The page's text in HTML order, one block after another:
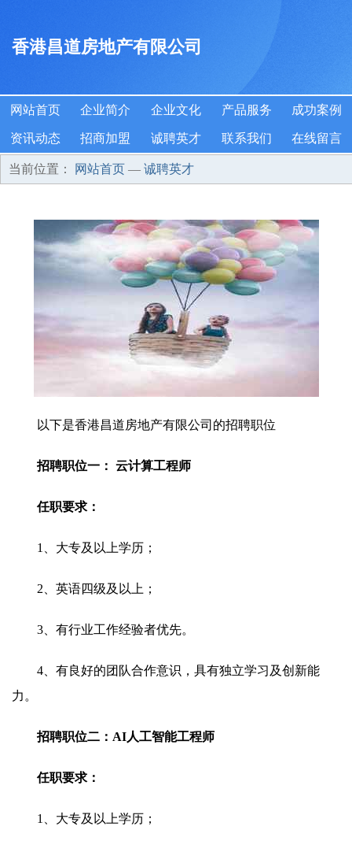
香港昌道房地产有限公司
网站首页 企业简介 企业文化 产品服务 成功案例
资讯动态 招商加盟 诚聘英才 联系我们 在线留言
当前位置： 网站首页 — 诚聘英才
以下是香港昌道房地产有限公司的招聘职位
招聘职位一： 云计算工程师
任职要求：
1、大专及以上学历；
2、英语四级及以上；
3、有行业工作经验者优先。
4、有良好的团队合作意识，具有独立学习及创新能
力。
招聘职位二：AI人工智能工程师
任职要求：
1、大专及以上学历；